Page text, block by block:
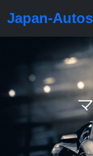
Japan-Autos